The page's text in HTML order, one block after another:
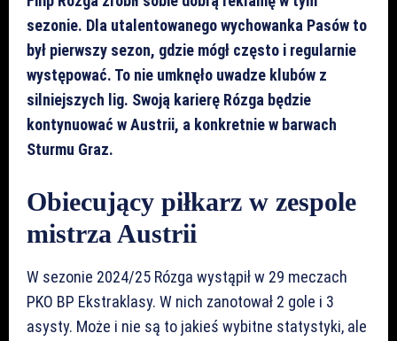
sezonie. Dla utalentowanego wychowanka Pasów to
był pierwszy sezon, gdzie mógł często i regularnie
występować. To nie umknęło uwadze klubów z
silniejszych lig. Swoją karierę Rózga będzie
kontynuować w Austrii, a konkretnie w barwach
Sturmu Graz.
Obiecujący piłkarz w zespole
mistrza Austrii
W sezonie 2024/25 Rózga wystąpił w 29 meczach
PKO BP Ekstraklasy. W nich zanotował 2 gole i 3
asysty. Może i nie są to jakieś wybitne statystyki, ale